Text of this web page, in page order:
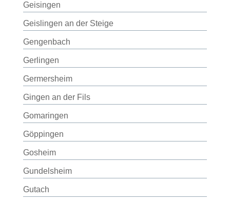
Geisingen
Geislingen an der Steige
Gengenbach
Gerlingen
Germersheim
Gingen an der Fils
Gomaringen
Göppingen
Gosheim
Gundelsheim
Gutach